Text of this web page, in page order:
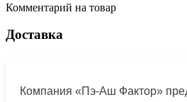
Комментарий на товар
Доставка
Компания «Пэ-Аш Фактор»